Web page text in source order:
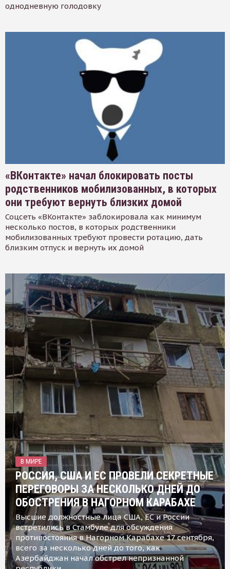
однодневную голодовку
«ВКонтакте» начал блокировать посты
родственников мобилизованных, в которых
они требуют вернуть близких домой
Соцсеть «ВКонтакте» заблокировала как минимум
несколько постов, в которых родственники
мобилизованных требуют провести ротацию, дать
близким отпуск и вернуть их домой
В МИРЕ
РОССИЯ, США И ЕС ПРОВЕЛИ СЕКРЕТНЫЕ
ПЕРЕГОВОРЫ ЗА НЕСКОЛЬКО ДНЕЙ ДО
ОБОСТРЕНИЯ В НАГОРНОМ КАРАБАХЕ
Высшие должностные лица США, ЕС и России
встретились в Стамбуле для обсуждения
противостояния в Нагорном Карабахе 17 сентября,
всего за несколько дней до того, как
Азербайджан начал обстрел непризнанной